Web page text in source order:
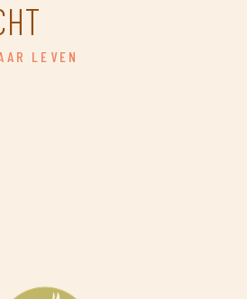
LEVEN